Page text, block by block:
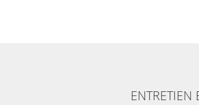
ENTRETIEN